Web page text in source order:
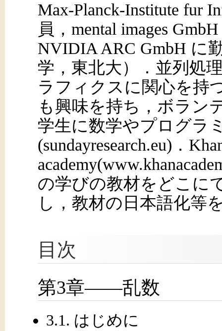
Max-Planck-Institute fur
員，mental images
NVIDIA ARC GmbH に
学，東北大）．並列処
ラフィクスに関心を持
も興味を持ち，ボラン
学生に数学やプログラ
(sundayresearch.eu)．
の学びの教材をどこに
し，教材の日本語化等
目次
第3章——乱数
3.1. はじめに